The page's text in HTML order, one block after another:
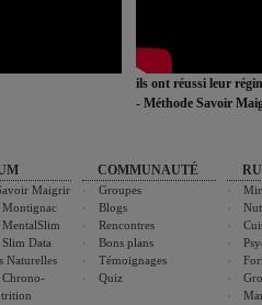
ils ont réussi leur
- Méthode Savoir
Maigrir
Montignac
Data
Naturelles
COMMUNAUTÉ
Groupes
Blogs
Rencontres
Bons plans
Témoignages
Quiz